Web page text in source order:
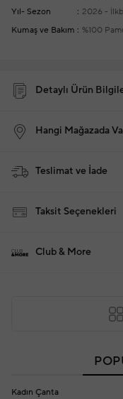
sezon
Yıl- Sezon
2026 -
Kumaş ve Bakım
%100
Detaylı Ürün
Hangi Mağazada
Teslimat ve İade
Taksit Seçenekleri
Club & More
Kadın Çanta